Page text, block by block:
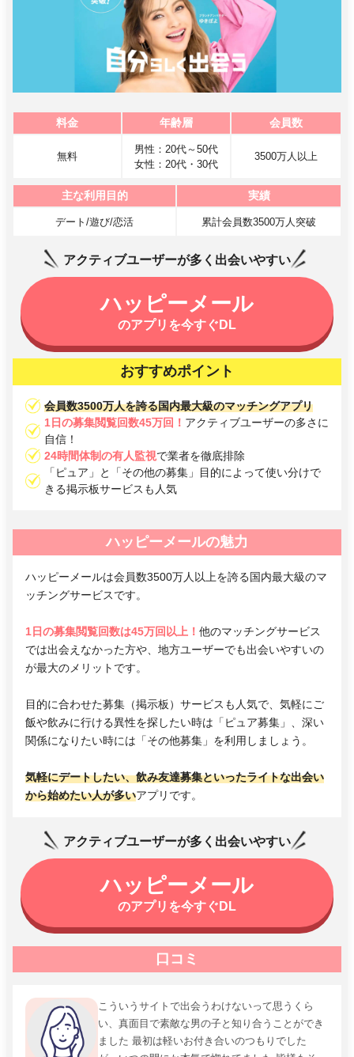
料金 年齢層 会員数
無料
男性：20代～50代
女性：20代・30代
3500万人以上
主な利用目的 実績
デート/遊び/恋活 累計会員数3500万人突破
アクティブユーザーが多く出会いやすい
ハッピーメール
のアプリを今すぐDL
おすすめポイント
会員数3500万人を誇る国内最大級のマッチングアプリ
1日の募集閲覧回数45万回！ アクティブユーザーの多さに
自信！
24時間体制の有人監視で業者を徹底排除
「ピュア」と「その他の募集」目的によって使い分けで
きる掲示板サービスも人気
ハッピーメールの魅力
ハッピーメールは会員数3500万人以上を誇る国内最大級のマ
ッチングサービスです。
1日の募集閲覧回数は45万回以上！ 他のマッチングサービス
では出会えなかった方や、地方ユーザーでも出会いやすいの
が最大のメリットです。
目的に合わせた募集（掲示板）サービスも人気で、気軽にご
飯や飲みに行ける異性を探したい時は「ピュア募集」、深い
関係になりたい時には「その他募集」を利用しましょう。
気軽にデートしたい、飲み友達募集といったライトな出会い
から始めたい人が多いアプリです。
アクティブユーザーが多く出会いやすい
ハッピーメール
のアプリを今すぐDL
口コミ
こういうサイトで出会うわけないって思うくら
い、真面目で素敵な男の子と知り合うことができ
ました 最初は軽いお付き合いのつもりでした